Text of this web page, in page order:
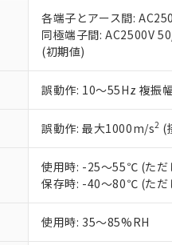
各端子とアース間:
同極端子間: AC2500V
(初期値)
誤動作: 10～55Hz 複振
誤動作: 最大1000m/s2 (
使用時: -25～55℃ (ただ
保存時: -40～80℃ (ただ
使用時: 35～85%RH
り割愛しております。